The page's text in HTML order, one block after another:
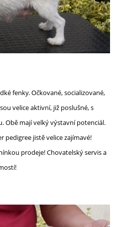
fenky. Očkované, socializované,
velice aktivní, již poslušné, s
Obě mají velký výstavní potenciál.
pedigree jistě velice zajímavé!
prodeje! Chovatelský servis a